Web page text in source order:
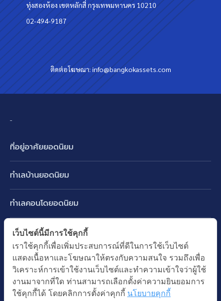
ทุ่งสองห้อง เขตหลักสี่ กรุงเทพมหานคร 10210
02-494-9187
ติดต่อโฆษณา:info@bangkokassets.com
-
ที่อยู่อาศัยยอดนิยม
ทาวน์เฮ้าส์ ทาวน์โฮม
คอนโดมิเนียม
อาคารพาณิชย์ ตึกแถว
ที่ดินเปล่า
อพาร์ทเม้นท์ หอพัก
ออฟฟิต สำนักงาน
ทำเลบ้านยอดนิยม
บางนา รามคำแหง 2
ปทุมธานี รังสิต ลำลูกกา
นนทบุรี บางใหญ่ บางบัวทอง
ทำเลคอนโดยอดนิยม
พระราม 9
อ่อนนุช ปุณณวิถี
รัชดาภิเษก ห้วยขวาง
ห้าแยกลาดพร้าว
ทำเล BTS ยอดนิยม
BTS ทองหล่อ
BTS เอกมัย
BTS พร้อมพงษ์
ทำเล MRT ยอดนิยม
MRT เพชรบุรี
MRT พระราม 9
คำค้นยอดนิยม
เว็บไซต์นี้มีการใช้คุกกี้
เราใช้คุกกี้เพื่อเพิ่มประสบการณ์ที่ดีในการใช้เว็บไซต์
แสดงเนื้อหาและโฆษณาให้ตรงกับความสนใจ รวมถึงเพื่อ
วิเคราะห์การเข้าใช้งานเว็บไซต์และทำความเข้าใจว่าผู้ใช้
งานมาจากที่ใด ท่านสามารถเลือกตั้งค่าความยินยอมการ
ใช้คุกกี้ได้ โดยคลิกการตั้งค่าคุกกี้ นโยบายคุกกี้